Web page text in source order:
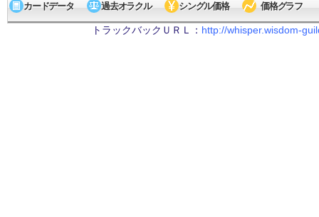
カードデータ 過去オラクル シングル価格 価格グラフ
トラックバックＵＲＬ： http://whisper.wisdom-